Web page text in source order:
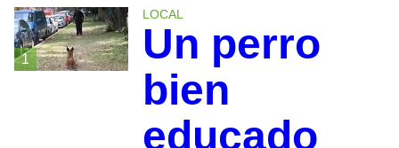
1
LOCAL
Un perro
bien
educado